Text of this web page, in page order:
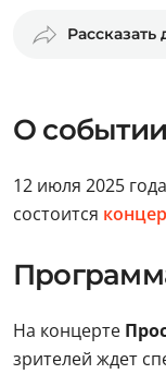
Рассказать
О событии
12 июля 2025
состоится
На концерте
зрителей ждет